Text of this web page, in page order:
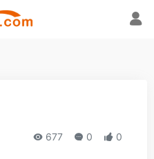
677 0 0